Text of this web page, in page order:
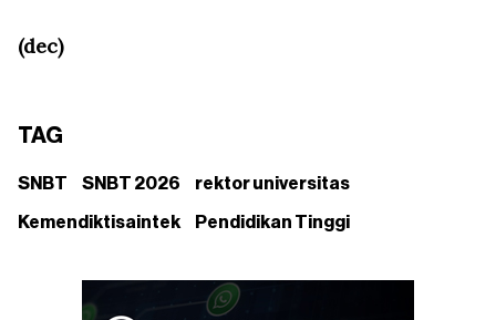
(dec)
TAG
SNBT SNBT 2026 rektor universitas
Kemendiktisaintek Pendidikan Tinggi